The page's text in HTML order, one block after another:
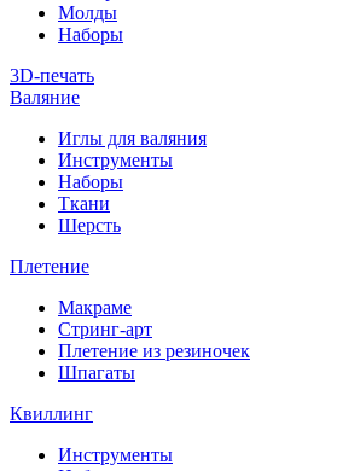
Молды
Наборы
3D-печать
Валяние
Иглы для валяния
Инструменты
Наборы
Ткани
Шерсть
Плетение
Макраме
Стринг-арт
Плетение из резиночек
Шпагаты
Квиллинг
Инструменты